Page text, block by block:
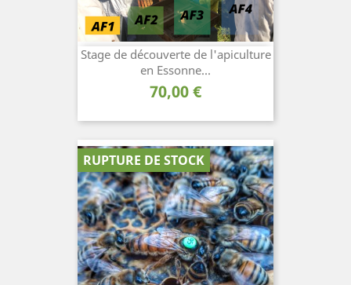
Stage de découverte de l'apiculture
en Essonne...
Prix
70,00 €
RUPTURE DE STOCK